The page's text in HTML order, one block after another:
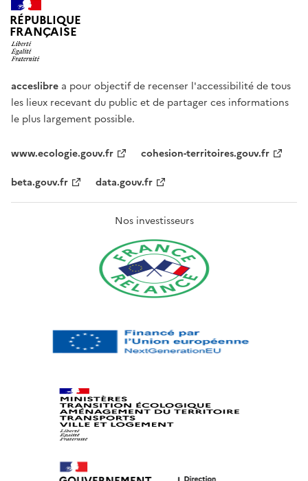
RÉPUBLIQUE
FRANÇAISE
acceslibre a pour objectif de recenser l'accessibilité de tous
les lieux recevant du public et de partager ces informations
le plus largement possible.
www.ecologie.gouv.fr
cohesion-territoires.gouv.fr
beta.gouv.fr
data.gouv.fr
Nos investisseurs